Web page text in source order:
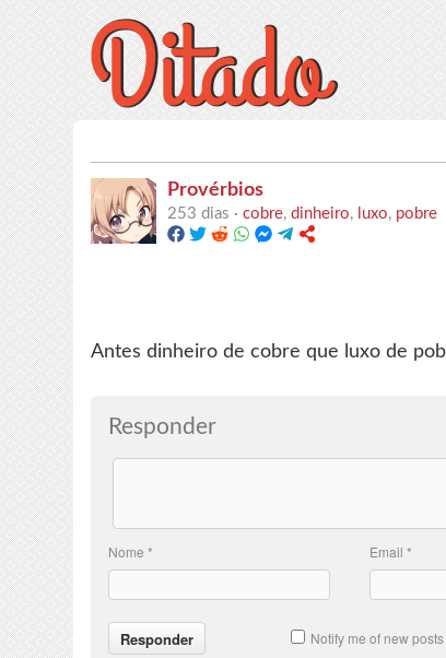
Provérbios
253 dias ·cobre,dinheiro, luxo, pobre
Antes dinheiro de cobre que luxo de
Responder
Nome* Email*
Notify me of new